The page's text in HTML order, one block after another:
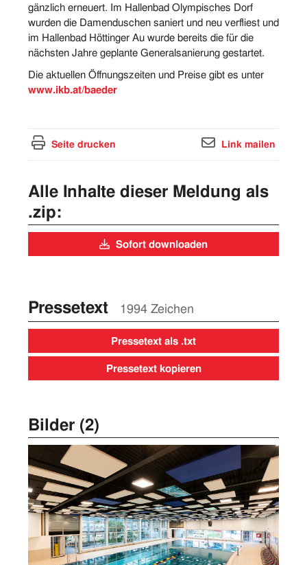
gänzlich erneuert. Im Hallenbad Olympisches Dorf
wurden die Damenduschen saniert und neu verfliest und
im Hallenbad Höttinger Au wurde bereits die für die
nächsten Jahre geplante Generalsanierung gestartet.
Die aktuellen Öffnungszeiten und Preise gibt es unter
www.ikb.at/baeder
Seite drucken Link mailen
Alle Inhalte dieser Meldung als
.zip:
Sofort downloaden
Pressetext 1994 Zeichen
Pressetext als .txt
Pressetext kopieren
Bilder (2)